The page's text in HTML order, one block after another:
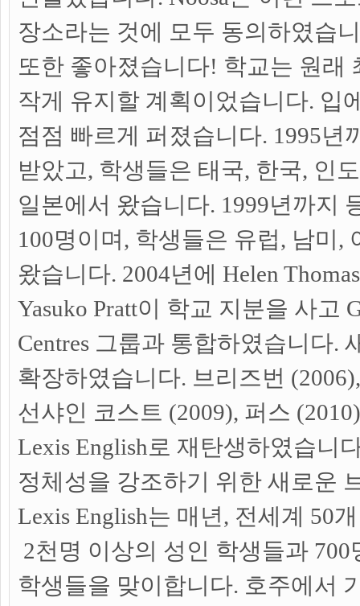
장소라는 것에 모두 동의하였습
또한 좋아졌습니다! 학교는 원래
작게 유지할 계획이었습니다. 입
점점 빠르게 퍼졌습니다. 1995년
받았고, 학생들은 태국, 한국, 인
일본에서 왔습니다. 1999년까지
100명이며, 학생들은 유럽, 남미,
왔습니다. 2004년에 Helen
Yasuko Pratt이 학교 지분을 사고
Centres 그룹과 통합하였습니다.
확장하였습니다. 브리즈번
선샤인 코스트 (2009), 퍼스
Lexis English로 재탄생하였습니
정체성을 강조하기 위한 새로운
Lexis English는 매년, 전세계 50
2천명 이상의 성인 학생들과 700
학생들을 맞이합니다. 호주에서